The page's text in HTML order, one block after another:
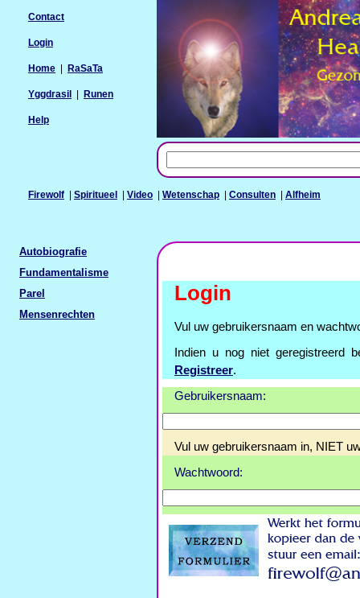
Firewolf | Spiritueel | Video | Wetenschap | Consulten | Alfheim
Contact
Login
Home RaSaTa
Yggdrasil Runen
Help
Login
Vul uw gebruikersnaam en
Indien u nog niet geregistreerd
Registreer.
Gebruikersnaam:
Vul uw gebruikersnaam in, NIET
Wachtwoord:
Autobiografie
Fundamentalisme
Parel
Mensenrechten